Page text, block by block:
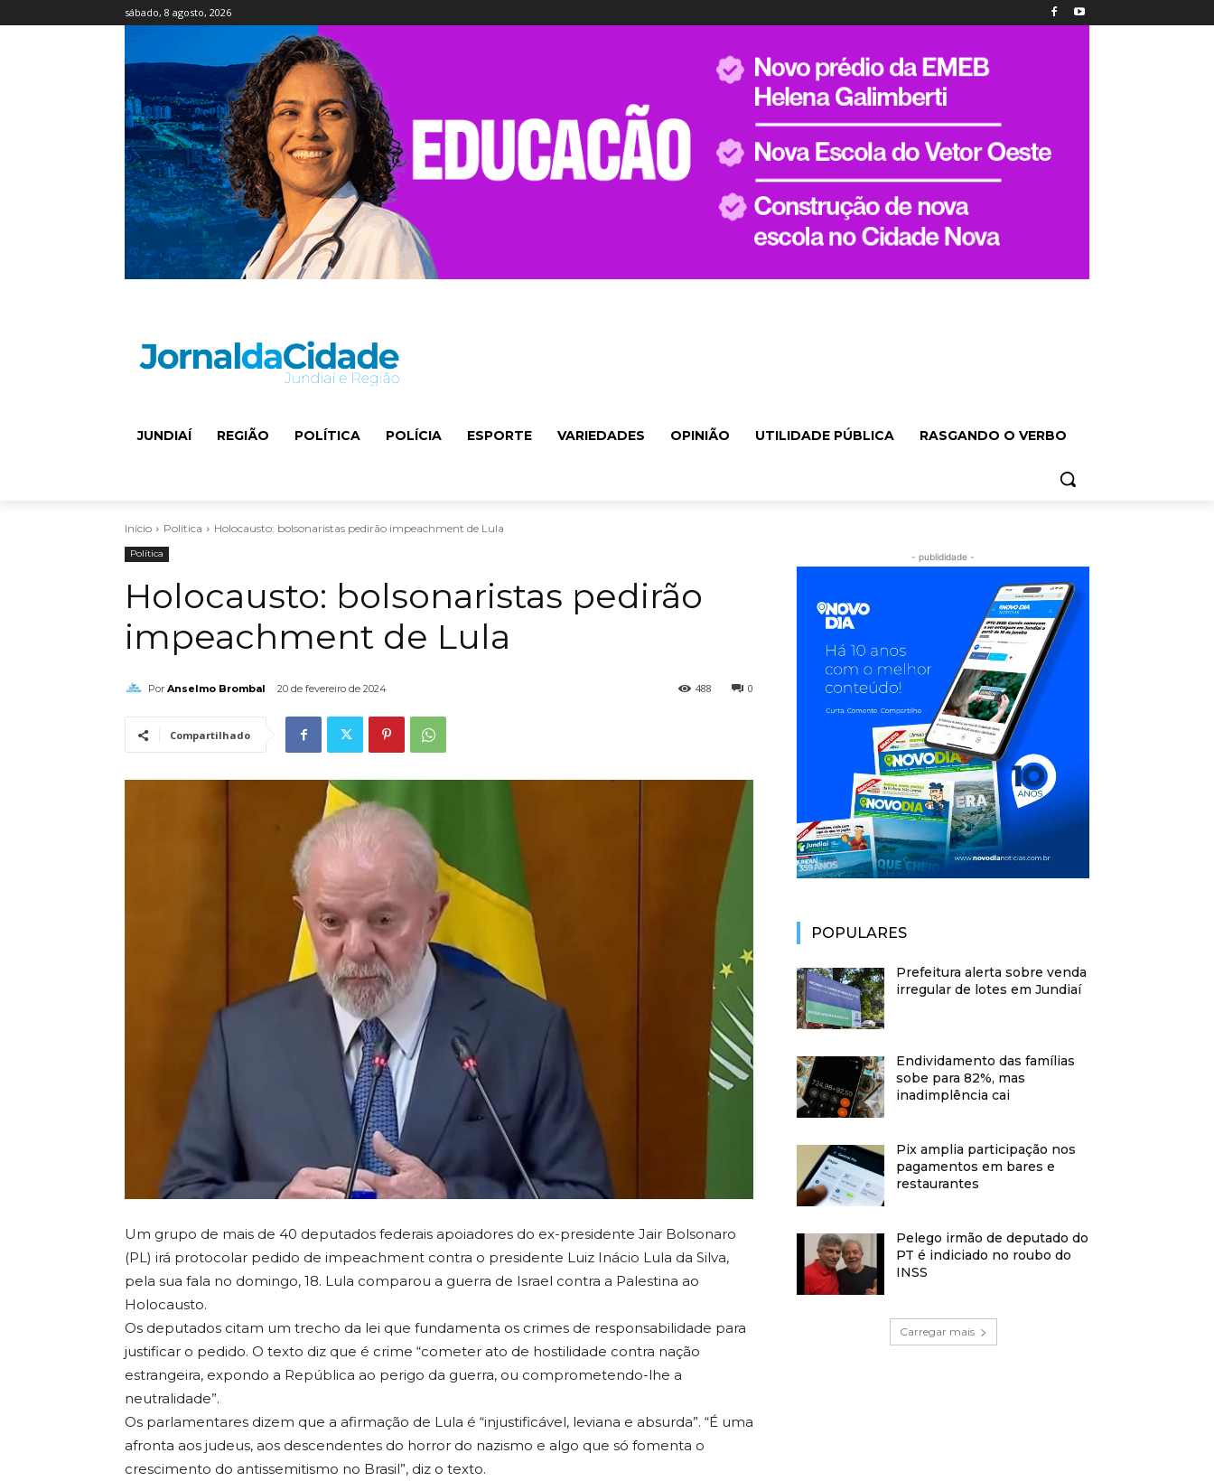
sábado, 8 agosto, 2026
JUNDIAÍ REGIÃO POLÍTICA POLÍCIA ESPORTE VARIEDADES OPINIÃO UTILIDADE PÚBLICA RASGANDO O VERBO
Início Política Holocausto: bolsonaristas pedirão impeachment de Lula
Política
Holocausto: bolsonaristas pedirão
impeachment de Lula
Por Anselmo Brombal 20 de fevereiro de 2024 0
488
Compartilhado
Um grupo de mais de 40 deputados federais apoiadores do ex-presidente Jair Bolsonaro
(PL) irá protocolar pedido de impeachment contra o presidente Luiz Inácio Lula da Silva,
pela sua fala no domingo, 18. Lula comparou a guerra de Israel contra a Palestina ao
Holocausto.
Os deputados citam um trecho da lei que fundamenta os crimes de responsabilidade para
justificar o pedido. O texto diz que é crime “cometer ato de hostilidade contra nação
estrangeira, expondo a República ao perigo da guerra, ou comprometendo-lhe a
neutralidade”.
Os parlamentares dizem que a afirmação de Lula é “injustificável, leviana e absurda”. “É uma
afronta aos judeus, aos descendentes do horror do nazismo e algo que só fomenta o
crescimento do antissemitismo no Brasil”, diz o texto.
- publididade -
POPULARES
Prefeitura alerta sobre venda
irregular de lotes em Jundiaí
Endividamento das famílias
sobe para 82%, mas
inadimplência cai
Pix amplia participação nos
pagamentos em bares e
restaurantes
Pelego irmão de deputado do
PT é indiciado no roubo do
INSS
Carregar mais